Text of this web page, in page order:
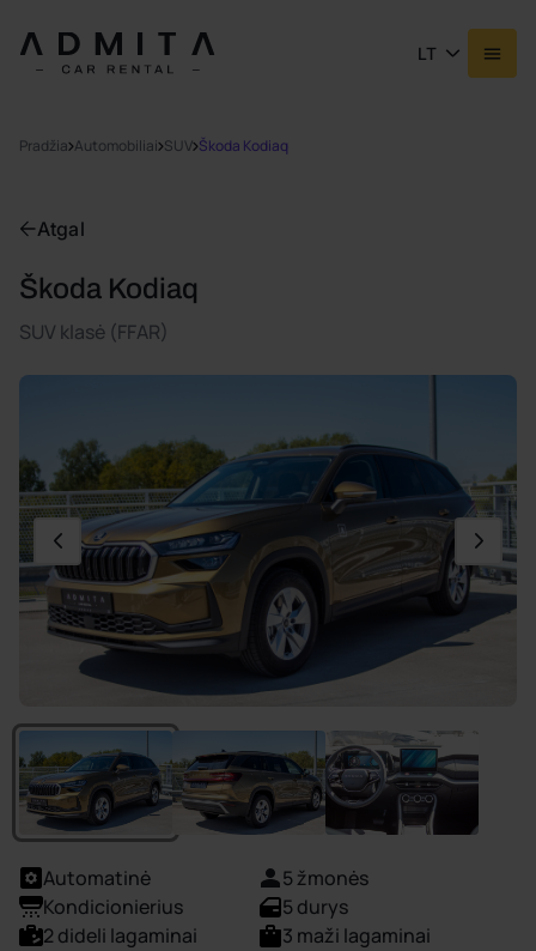
LT
Pradžia Automobiliai SUV Škoda Kodiaq
Atgal
Škoda Kodiaq
SUV klasė (FFAR)
Automatinė
5 žmonės
Kondicionierius
5 durys
2 dideli lagaminai
3 maži lagaminai